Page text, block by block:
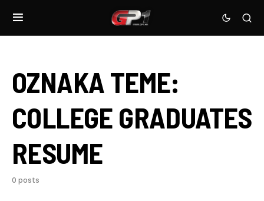
OZNAKA TEME:
COLLEGE GRADUATES
RESUME
0 posts